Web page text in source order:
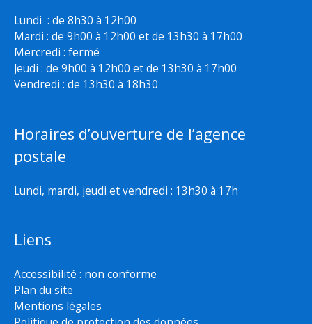
Lundi : de 8h30 à 12h00
Mardi : de 9h00 à 12h00 et de 13h30 à 17h00
Mercredi : fermé
Jeudi : de 9h00 à 12h00 et de 13h30 à 17h00
Vendredi : de 13h30 à 18h30
Horaires d’ouverture de l’agence
postale
Lundi, mardi, jeudi et vendredi : 13h30 à 17h
Liens
Accessibilité : non conforme
Plan du site
Mentions légales